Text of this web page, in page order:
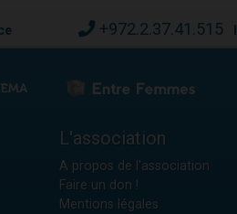
+972.2.37.41.515
L'association
A propos de l'association
Faire un don !
Mentions légales